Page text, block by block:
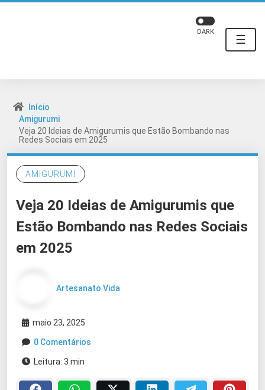
☰
DARK
Início
Amigurumi
Veja 20 Ideias de Amigurumis que Estão Bombando nas
Redes Sociais em 2025
AMIGURUMI
Veja 20 Ideias de Amigurumis que
Estão Bombando nas Redes Sociais
em 2025
Artesanato Vida
maio 23, 2025
0 Comentários
Leitura: 3 min